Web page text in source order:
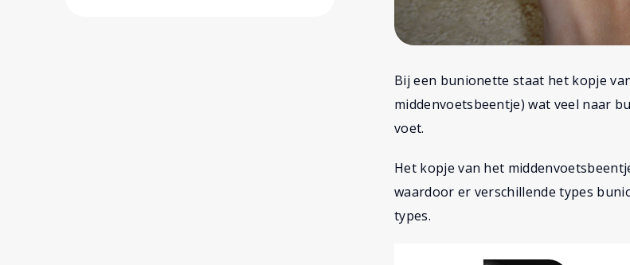
Bij een bunionette staat het kopje
middenvoetsbeentje) wat veel naar
voet.
Het kopje van het
waardoor er verschillende types
types.